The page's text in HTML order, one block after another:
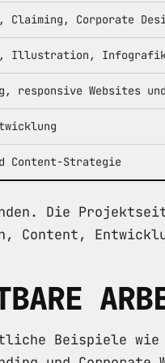
Claiming, Corporate
Illustration,
responsive Websites
Content-Strategie
Die
Beispiele wie